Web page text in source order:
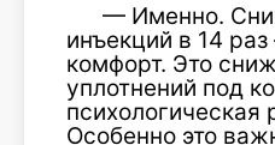
— Именно.
инъекций в 14
комфорт. Это
уплотнений под
психологическая
Особенно это